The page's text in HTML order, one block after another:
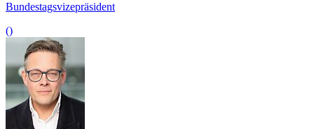
Bundestagsvizepräsident
()